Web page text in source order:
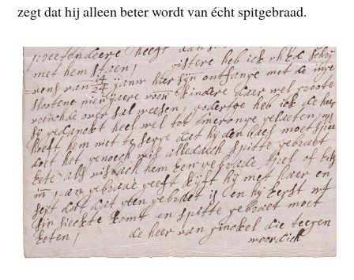
zegt dat hij alleen beter wordt van écht spitgebraad.